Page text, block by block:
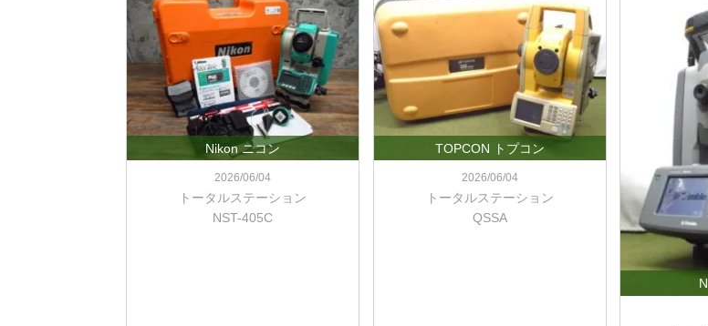
Nikon ニコン
2026/06/04
トータルステーション
NST-405C
TOPCON トプコン
2026/06/04
トータルステーション
QSSA